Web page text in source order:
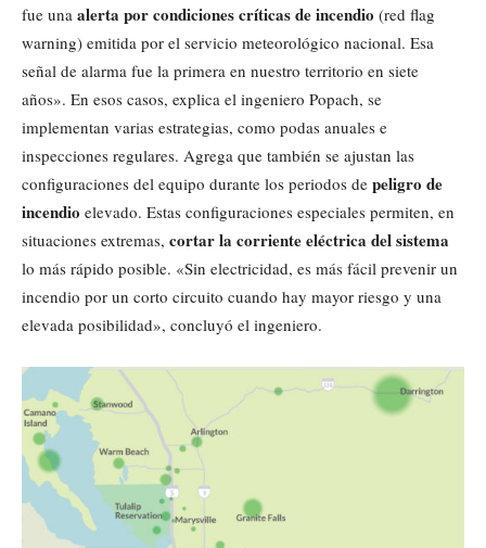
fue una alerta por condiciones críticas de incendio (red flag
warning) emitida por el servicio meteorológico nacional. Esa
señal de alarma fue la primera en nuestro territorio en siete
años». En esos casos, explica el ingeniero Popach, se
implementan varias estrategias, como podas anuales e
inspecciones regulares. Agrega que también se ajustan las
configuraciones del equipo durante los periodos de peligro de
incendio elevado. Estas configuraciones especiales permiten, en
situaciones extremas, cortar la corriente eléctrica del sistema
lo más rápido posible. «Sin electricidad, es más fácil prevenir un
incendio por un corto circuito cuando hay mayor riesgo y una
elevada posibilidad», concluyó el ingeniero.